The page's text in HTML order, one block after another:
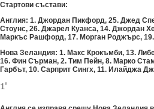
Стартови състави:
Англия: 1. Джордан Пикфорд, 25. Джед
Стоунс, 26. Джарел Куанса, 14. Джордан
Маркъс Рашфорд, 17. Морган Роджърс, 19.
Нова Зеландия: 1. Макс Крокъмби, 13.
16. Фин Сърман, 2. Тим Пейн, 8. Марко
Гарбът, 10. Сарприт Сингх, 11. Илайджа
1'